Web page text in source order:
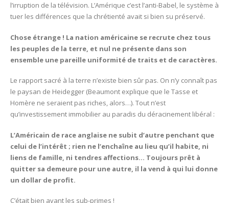
l’irruption de la télévision. L’Amérique c’est l’anti-Babel, le système à
tuer les différences que la chrétienté avait si bien su préservé.
Chose étrange ! La nation américaine se recrute chez tous
les peuples de la terre, et nul ne présente dans son
ensemble une pareille uniformité de traits et de caractères.
Le rapport sacré à la terre n’existe bien sûr pas. On n’y connaît pas
le paysan de Heidegger (Beaumont explique que le Tasse et
Homère ne seraient pas riches, alors…). Tout n’est
qu’investissement immobilier au paradis du déracinement libéral :
L’Américain de race anglaise ne subit d’autre penchant que
celui de l’intérêt ; rien ne l’enchaîne au lieu qu’il habite, ni
liens de famille, ni tendres affections… Toujours prêt à
quitter sa demeure pour une autre, il la vend à qui lui donne
un dollar de profit.
C’était bien avant les sub-primes !